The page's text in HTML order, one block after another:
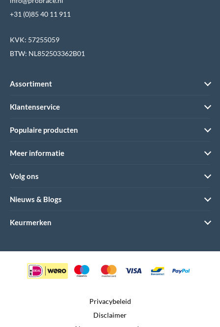
+31 (0)85 40 11 911
KVK: 57255059
BTW: NL852503362B01
Assortiment
Klantenservice
Populaire producten
Meer informatie
Volg ons
Nieuws & Blogs
Keurmerken
Privacybeleid
Disclaimer